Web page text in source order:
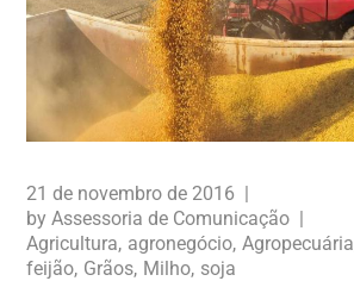
21 de novembro de 2016
byAssessoria de Comunicação
Agricultura agronegócio Agropecuária
feijão Grãos Milho soja